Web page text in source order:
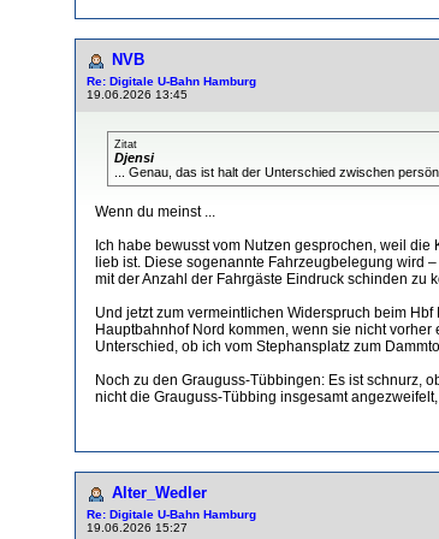
NVB
Re: Digitale U-Bahn Hamburg
19.06.2026 13:45
Zitat
Djensi
... Genau, das ist halt der Unterschied zwischen
Wenn du meinst ...
Ich habe bewusst vom Nutzen gesprochen, weil
lieb ist. Diese sogenannte Fahrzeugbelegung wird
mit der Anzahl der Fahrgäste Eindruck schinden zu
Und jetzt zum vermeintlichen Widerspruch beim
Hauptbahnhof Nord kommen, wenn sie nicht
Unterschied, ob ich vom Stephansplatz zum
Noch zu den Grauguss-Tübbingen: Es ist schnurz,
nicht die Grauguss-Tübbing insgesamt
Alter_Wedler
Re: Digitale U-Bahn Hamburg
19.06.2026 15:27